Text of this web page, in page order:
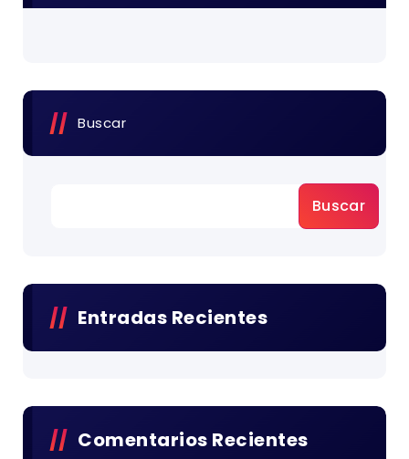
Buscar
Buscar
Entradas Recientes
Comentarios Recientes